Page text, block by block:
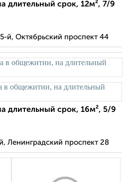
длительный срок, 12м², 7/9
й, Октябрьский проспект 44
длительный срок, 16м², 5/9
Ленинградский проспект 28